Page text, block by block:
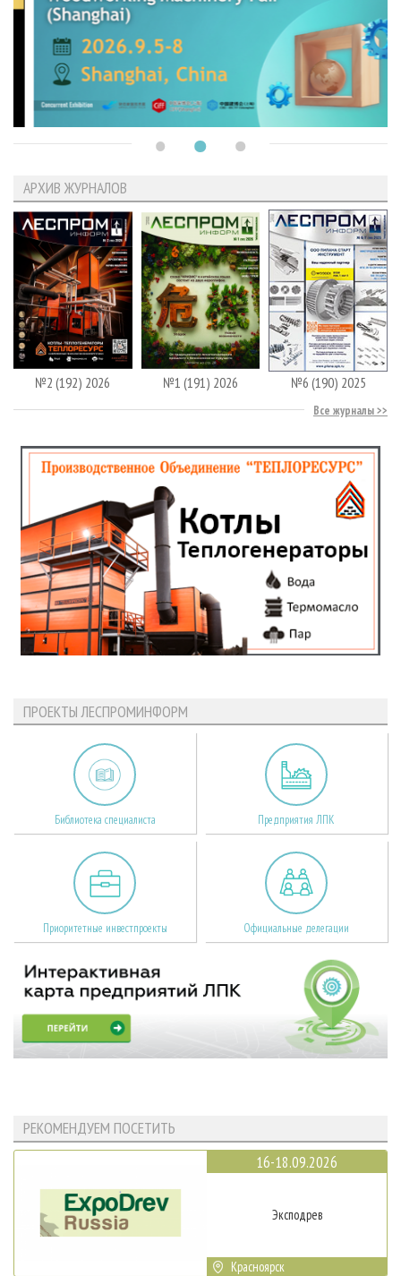
АРХИВ ЖУРНАЛОВ
№2 (192) 2026 №1 (191) 2026 №6 (190) 2025
Все журналы
ПРОЕКТЫ ЛЕСПРОМИНФОРМ
Библиотека специалиста Предприятия ЛПК
Приоритетные инвестпроекты Официальные делегации
РЕКОМЕНДУЕМ ПОСЕТИТЬ
16-18.09.2026
Эксподрев
Красноярск